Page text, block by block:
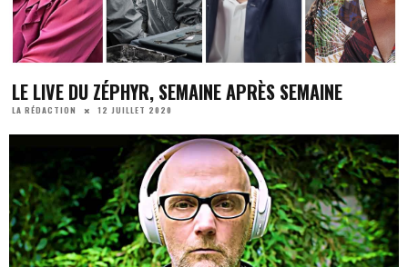
LE LIVE DU ZÉPHYR, SEMAINE APRÈS SEMAINE
LA RÉDACTION 12 JUILLET 2020